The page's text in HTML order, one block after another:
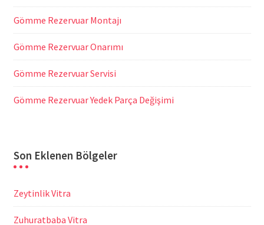
Gömme Rezervuar Montajı
Gömme Rezervuar Onarımı
Gömme Rezervuar Servisi
Gömme Rezervuar Yedek Parça Değişimi
Son Eklenen Bölgeler
Zeytinlik Vitra
Zuhuratbaba Vitra